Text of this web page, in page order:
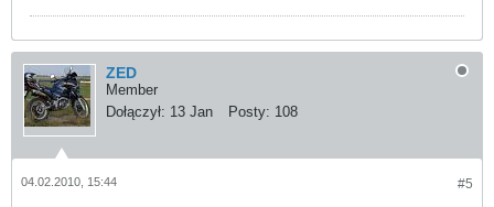
ZED
Member
Dołączył: 13 Jan Posty: 108
#5
04.02.2010, 15:44